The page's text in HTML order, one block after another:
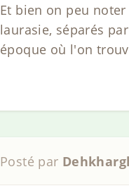
Et bien on peu
laurasie, séparés
époque où l'on
Posté par